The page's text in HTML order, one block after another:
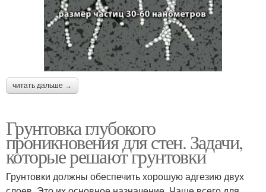
читать дальше →
Грунтовка глубокого
проникновения для стен. Задачи,
которые решают грунтовки
Грунтовки должны обеспечить хорошую адгезию двух